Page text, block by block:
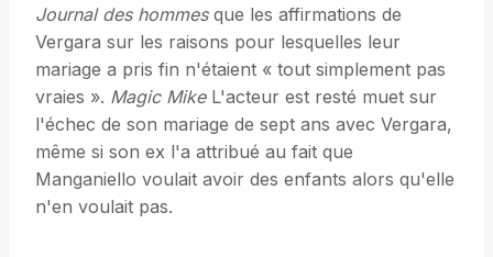
Journal des hommesque les affirmations de
Vergara sur les raisons pour lesquelles leur
mariage a pris fin n'étaient « tout simplement pas
vraies ». Magic MikeL'acteur est resté muet sur
l'échec de son mariage de sept ans avec Vergara,
même si son ex l'a attribué au fait que
Manganiello voulait avoir des enfants alors qu'elle
n'en voulait pas.